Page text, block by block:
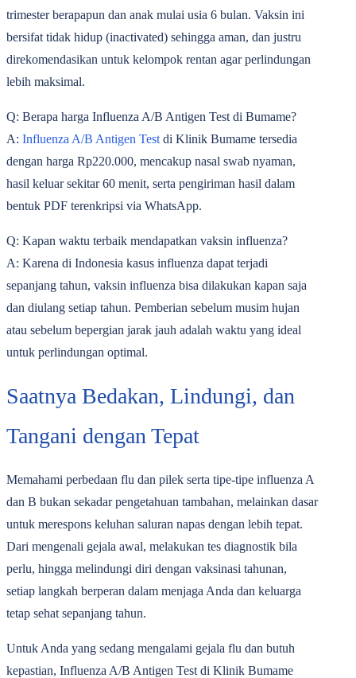
trimester berapapun dan anak mulai usia 6 bulan. Vaksin ini
bersifat tidak hidup (inactivated) sehingga aman, dan justru
direkomendasikan untuk kelompok rentan agar perlindungan
lebih maksimal.
Q: Berapa harga Influenza A/B Antigen Test di Bumame?
A: Influenza A/B Antigen Test di Klinik Bumame tersedia
dengan harga Rp220.000, mencakup nasal swab nyaman,
hasil keluar sekitar 60 menit, serta pengiriman hasil dalam
bentuk PDF terenkripsi via WhatsApp.
Q: Kapan waktu terbaik mendapatkan vaksin influenza?
A: Karena di Indonesia kasus influenza dapat terjadi
sepanjang tahun, vaksin influenza bisa dilakukan kapan saja
dan diulang setiap tahun. Pemberian sebelum musim hujan
atau sebelum bepergian jarak jauh adalah waktu yang ideal
untuk perlindungan optimal.
Saatnya Bedakan, Lindungi, dan
Tangani dengan Tepat
Memahami perbedaan flu dan pilek serta tipe-tipe influenza A
dan B bukan sekadar pengetahuan tambahan, melainkan dasar
untuk merespons keluhan saluran napas dengan lebih tepat.
Dari mengenali gejala awal, melakukan tes diagnostik bila
perlu, hingga melindungi diri dengan vaksinasi tahunan,
setiap langkah berperan dalam menjaga Anda dan keluarga
tetap sehat sepanjang tahun.
Untuk Anda yang sedang mengalami gejala flu dan butuh
kepastian, Influenza A/B Antigen Test di Klinik Bumame